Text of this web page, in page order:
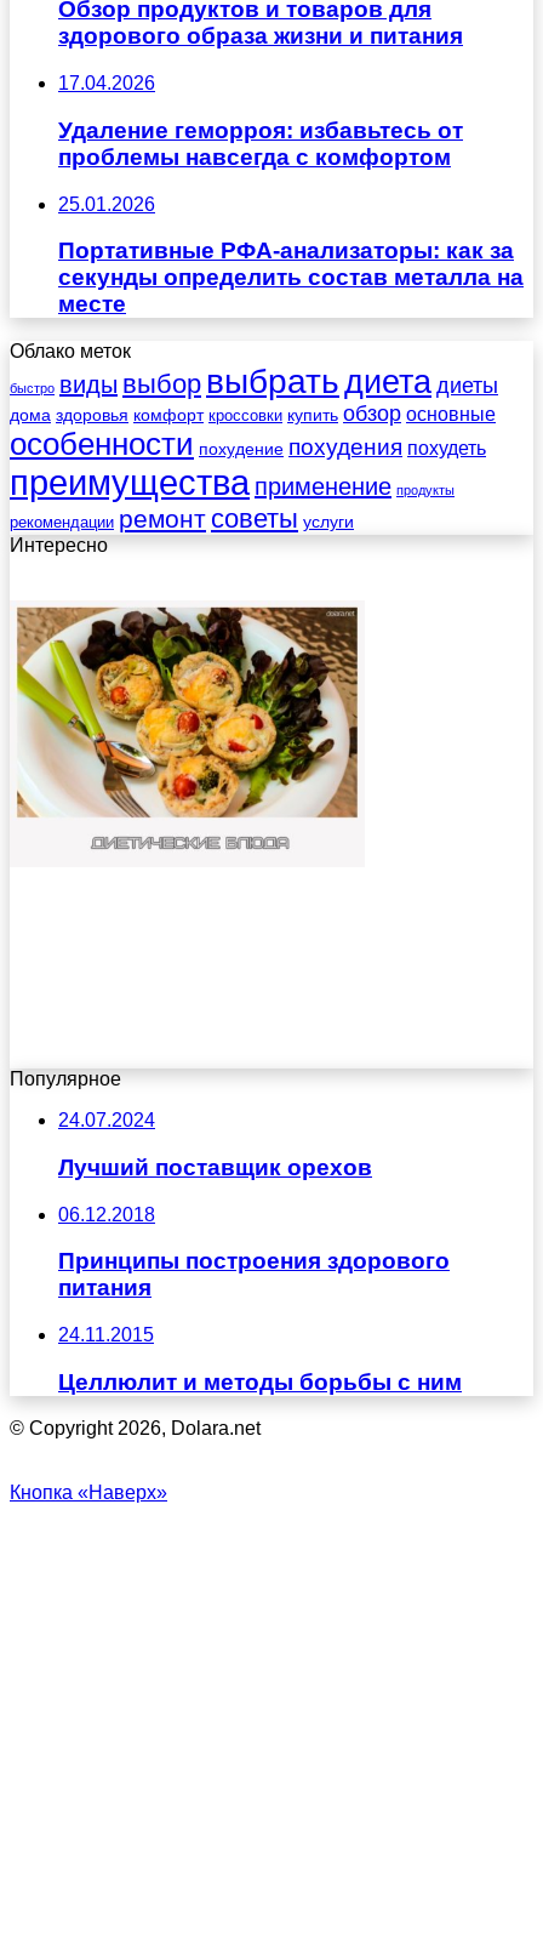
Обзор продуктов и товаров для
здорового образа жизни и питания
17.04.2026
Удаление геморроя: избавьтесь от
проблемы навсегда с комфортом
25.01.2026
Портативные РФА-анализаторы: как за
секунды определить состав металла на
месте
Облако меток
быстро виды выбор выбратьдиета диеты
дома здоровья комфорт кроссовки купить обзор основные
особенности похудение похудения похудеть
преимущества применение продукты
рекомендации ремонт советы услуги
Интересно
Популярное
24.07.2024
Лучший поставщик орехов
06.12.2018
Принципы построения здорового
питания
24.11.2015
Целлюлит и методы борьбы с ним
© Copyright 2026, Dolara.net
Кнопка «Наверх»